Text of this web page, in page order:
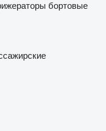
бортовые